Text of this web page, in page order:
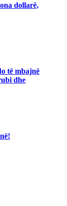
dollarë,
të mbajnë
dhe